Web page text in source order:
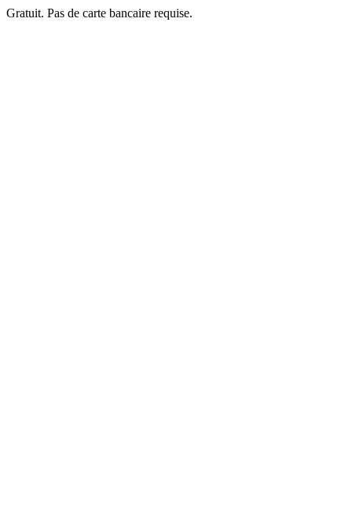
Gratuit. Pas de carte bancaire requise.